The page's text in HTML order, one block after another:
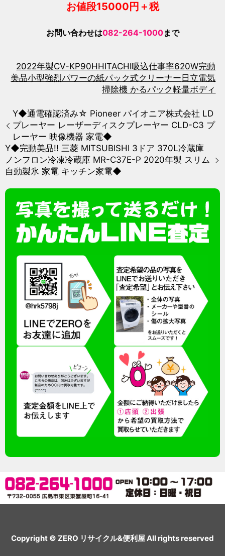
お値段15000 円＋税
お問い合わせは082-264-1000まで
2022年製CV-KP90HHITACHI吸込仕事率620W完動
美品小型強烈パワーの紙パック式クリーナー日立電気
掃除機 かるパック軽量ボディ
Y◆通電確認済み☆ Pioneer パイオニア株式会社 LD
プレーヤー レーザーディスクプレーヤー CLD-C3 プ
レーヤー 映像機器 家電◆
Y◆完動美品!! 三菱 MITSUBISHI 3ドア 370L冷蔵庫
ノンフロン冷凍冷蔵庫 MR-C37E-P 2020年製 スリム
自動製氷 家電 キッチン家電◆
Copyright © ZERO リサイクル&便利屋 All rights reserved